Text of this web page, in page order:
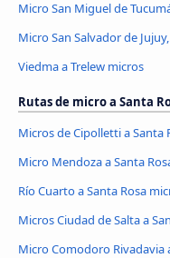
Micro San Miguel de
Micro San Salvador de Jujuy,
Viedma a Trelew micros
Rutas de micro a Santa
Micros de Cipolletti a Santa
Micro Mendoza a Santa
Río Cuarto a Santa Rosa
Micros Ciudad de Salta a
Micro Comodoro Rivadavia